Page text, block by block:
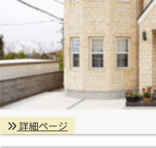
詳細ページ